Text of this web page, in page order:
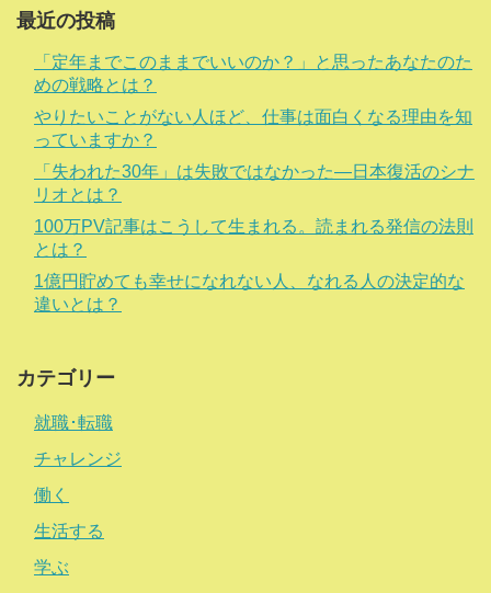
最近の投稿
「定年までこのままでいいのか？」と思ったあなたのた
めの戦略とは？
やりたいことがない人ほど、仕事は面白くなる理由を知
っていますか？
「失われた30年」は失敗ではなかった―日本復活のシナ
リオとは？
100万PV記事はこうして生まれる。読まれる発信の法則
とは？
1億円貯めても幸せになれない人、なれる人の決定的な
違いとは？
カテゴリー
就職･転職
チャレンジ
働く
生活する
学ぶ